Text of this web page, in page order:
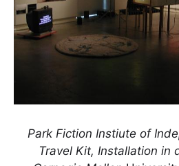
Park Fiction Instiute of
Travel Kit, Installation in